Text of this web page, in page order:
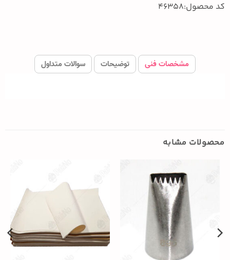
کد محصول:46358
مشخصات فنی توضیحات سوالات متداول
محصولات مشابه